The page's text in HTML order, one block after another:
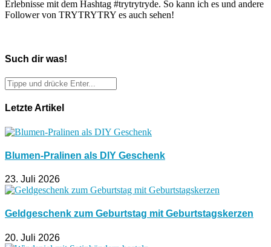
Erlebnisse mit dem Hashtag #trytrytryde. So kann ich es und andere
Follower von TRYTRYTRY es auch sehen!
Such dir was!
Letzte Artikel
Blumen-Pralinen als DIY Geschenk
23. Juli 2026
Geldgeschenk zum Geburtstag mit Geburtstagskerzen
20. Juli 2026